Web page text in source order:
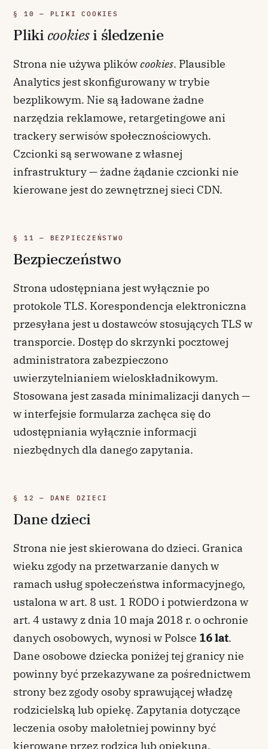
§ 10 — PLIKI COOKIES
Pliki cookiesi śledzenie
Strona nie używa plikówcookies. Plausible
Analytics jest skonfigurowany w trybie
bezplikowym. Nie są ładowane żadne
narzędzia reklamowe, retargetingowe ani
trackery serwisów społecznościowych.
Czcionki są serwowane z własnej
infrastruktury — żadne żądanie czcionki nie
kierowane jest do zewnętrznej sieci CDN.
§ 11 — BEZPIECZEŃSTWO
Bezpieczeństwo
Strona udostępniana jest wyłącznie po
protokole TLS. Korespondencja elektroniczna
przesyłana jest u dostawców stosujących TLS w
transporcie. Dostęp do skrzynki pocztowej
administratora zabezpieczono
uwierzytelnianiem wieloskładnikowym.
Stosowana jest zasada minimalizacji danych —
w interfejsie formularza zachęca się do
udostępniania wyłącznie informacji
niezbędnych dla danego zapytania.
§ 12 — DANE DZIECI
Dane dzieci
Strona nie jest skierowana do dzieci. Granica
wieku zgody na przetwarzanie danych w
ramach usług społeczeństwa informacyjnego,
ustalona w art. 8 ust. 1 RODO i potwierdzona w
art. 4 ustawy z dnia 10 maja 2018 r. o ochronie
danych osobowych, wynosi w Polsce 16 lat.
Dane osobowe dziecka poniżej tej granicy nie
powinny być przekazywane za pośrednictwem
strony bez zgody osoby sprawującej władzę
rodzicielską lub opiekę. Zapytania dotyczące
leczenia osoby małoletniej powinny być
kierowane przez rodzica lub opiekuna.